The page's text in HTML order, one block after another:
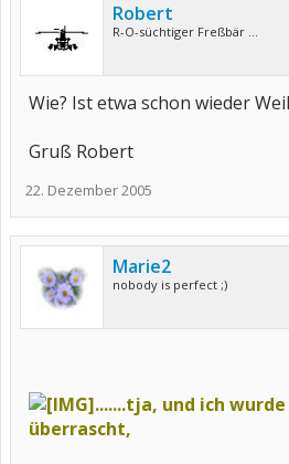
Robert
R-O-süchtiger Freßbär ...
Wie? Ist etwa schon wieder
Gruß Robert
22. Dezember 2005
Marie2
nobody is perfect ;)
.......tja, und ich
überrascht,